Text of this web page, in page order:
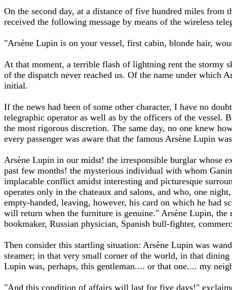
On the second day, at a distance of five hundred miles from
received the following message by means of the wireless
"Arsène Lupin is on your vessel, first cabin, blonde hair,
At that moment, a terrible flash of lightning rent the stormy
of the dispatch never reached us. Of the name under which
initial.
If the news had been of some other character, I have no
telegraphic operator as well as by the officers of the vessel.
the most rigorous discretion. The same day, no one knew
every passenger was aware that the famous Arsène Lupin
Arsène Lupin in our midst! the irresponsible burglar whose
past few months! the mysterious individual with whom
implacable conflict amidst interesting and picturesque
operates only in the chateaux and salons, and who, one
empty-handed, leaving, however, his card on which he had
will return when the furniture is genuine." Arsène Lupin, the
bookmaker, Russian physician, Spanish bull-fighter,
Then consider this startling situation: Arsène Lupin was
steamer; in that very small corner of the world, in that
Lupin was, perhaps, this gentleman.... or that one.... my
"And this condition of affairs will last for five days!"